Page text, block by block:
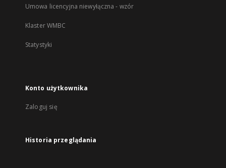
Umowa licencyjna niewyłączna - wzór
Klaster WMBC
Statystyki
Konto użytkownika
Zaloguj się
Historia przeglądania